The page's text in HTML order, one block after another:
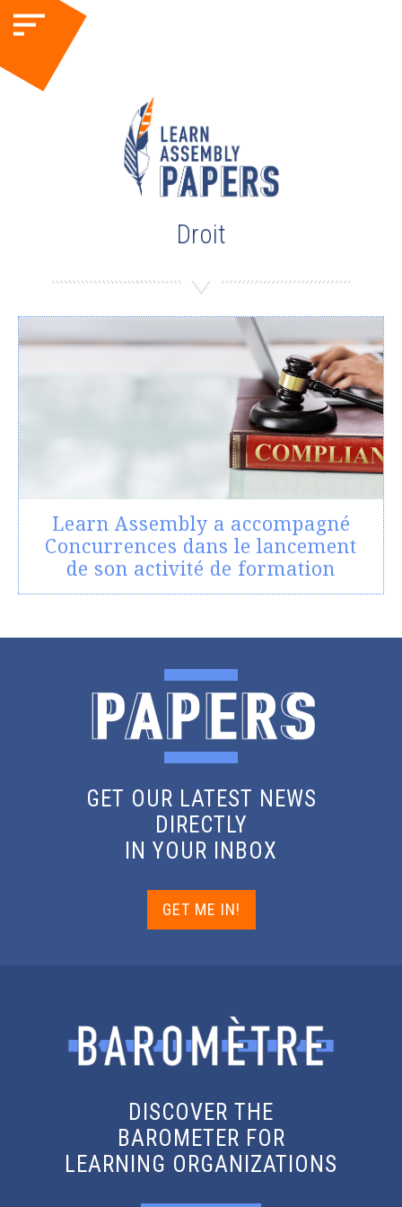
Droit
Learn Assembly a accompagné
Concurrences dans le lancement
de son activité de formation
GET OUR LATEST NEWS
DIRECTLY
IN YOUR INBOX
GET ME IN!
DISCOVER THE
BAROMETER FOR
LEARNING ORGANIZATIONS